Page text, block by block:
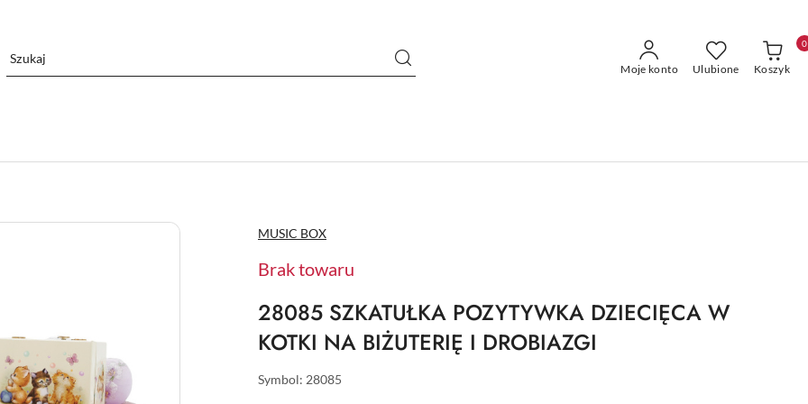
Moje konto Ulubione Koszyk
0
NAZWA
PRODUCENTA:
MUSIC BOX
Brak towaru
28085 SZKATUŁKA POZYTYWKA DZIECIĘCA W
KOTKI NA BIŻUTERIĘ I DROBIAZGI
Symbol: 28085